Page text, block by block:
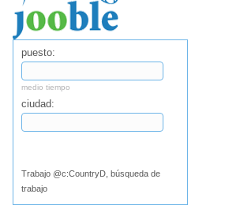
puesto:
medio tiempo
ciudad:
Trabajo @c:CountryD, búsqueda de
trabajo